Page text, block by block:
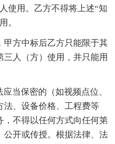
使用。乙方不得将上述“知
。
甲方中标后乙方只能限于其
人（方）使用，并只能用
当保密的（如视频点位、
法、设备价格、工程费等
，不得以任何方式向任何第
公开或传授。根据法律、法